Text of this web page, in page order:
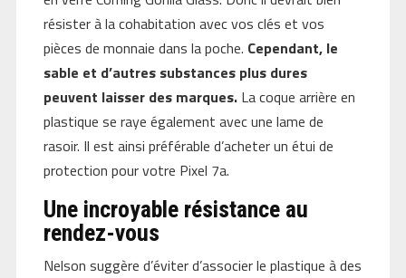
résister à la cohabitation avec vos clés et vos
pièces de monnaie dans la poche. Cependant, le
sable et d’autres substances plus dures
peuvent laisser des marques.La coque arrière en
plastique se raye également avec une lame de
rasoir. Il est ainsi préférable d’acheter un étui de
protection pour votre Pixel 7a.
Une incroyable résistance au
rendez-vous
Nelson suggère d’éviter d’associer le plastique à des